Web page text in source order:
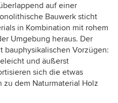
auf einer
Bauwerk sticht
in Kombination mit rohem
Umgebung heraus. Der
bauphysikalischen Vorzügen:
und äußerst
sich die etwas
dem Naturmaterial Holz